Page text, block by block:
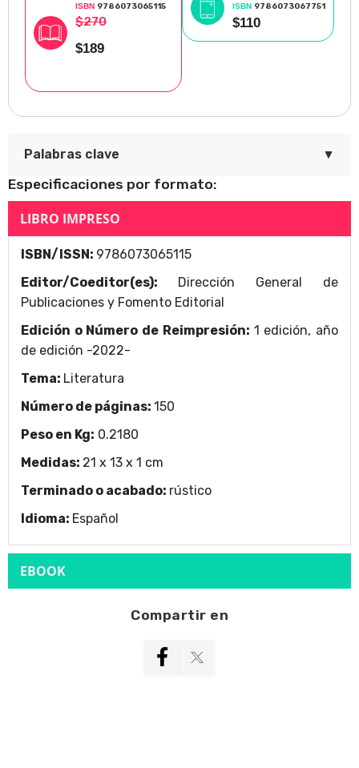
ISBN 9786073065115
$270
$189
ISBN 9786073067751
$110
Palabras clave ▼
Clara como un fantasma
Área Temática
Editorial
Especificaciones por formato:
LIBRO IMPRESO
ISBN/ISSN: 9786073065115
Editor/Coeditor(es): Dirección General de
Publicaciones y Fomento Editorial
Edición o Número de Reimpresión: 1 edición, año
de edición -2022-
Tema: Literatura
Número de páginas: 150
Peso en Kg: 0.2180
Medidas: 21 x 13 x 1 cm
Terminado o acabado: rústico
Idioma: Español
EBOOK
Compartir en